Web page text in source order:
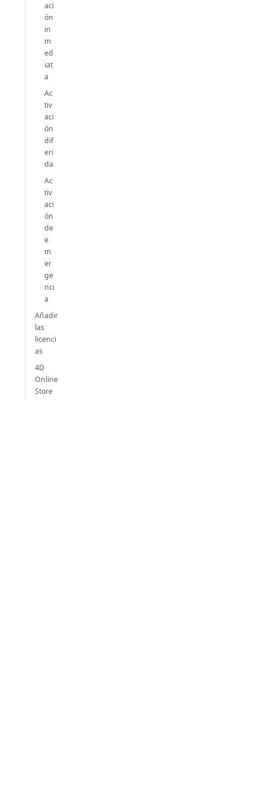
aci
ón
in
m
ed
iat
a
Ac
tiv
aci
ón
dif
eri
da
Ac
tiv
aci
ón
de
e
m
er
ge
nci
a
Añadir
las
licenci
as
4D
Online
Store